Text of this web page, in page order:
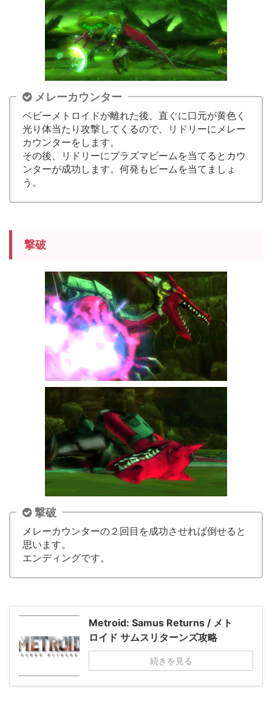
メレーカウンター
ベビーメトロイドが離れた後、直ぐに口元が黄色く
光り体当たり攻撃してくるので、リドリーにメレー
カウンターをします。
その後、リドリーにプラズマビームを当てるとカウ
ンターが成功します。何発もビームを当てましょ
う。
撃破
撃破
メレーカウンターの２回目を成功させれば倒せると
思います。
エンディングです。
Metroid: Samus Returns / メト
ロイド サムスリターンズ攻略
続きを見る